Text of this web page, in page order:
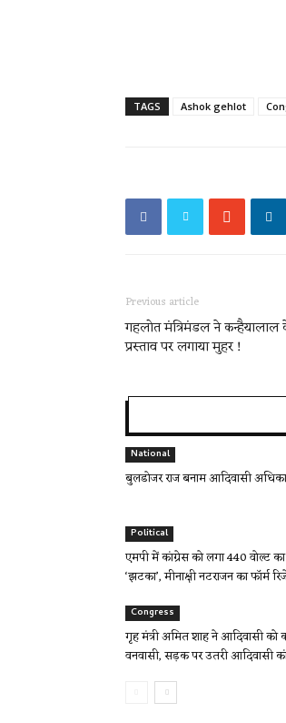
TAGS Ashok gehlot
Previous article
गहलोत मंत्रिमंडल ने कन्हैयालाल
प्रस्ताव पर लगाया मुहर !
National
बुलडोजर राज बनाम आदिवासी
Political
एमपी में कांग्रेस को लगा 440 वोल्ट का
‘झटका’, मीनाक्षी नटराजन का फॉर्म
Congress
गृह मंत्री अमित शाह ने आदिवासी को
वनवासी, सड़क पर उतरी आदिवासी